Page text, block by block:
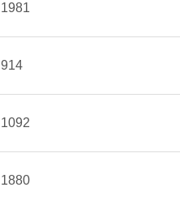
1981
914
1092
1880